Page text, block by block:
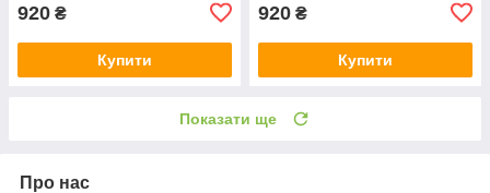
920 ₴
Купити
920 ₴
Купити
Показати ще
Про нас